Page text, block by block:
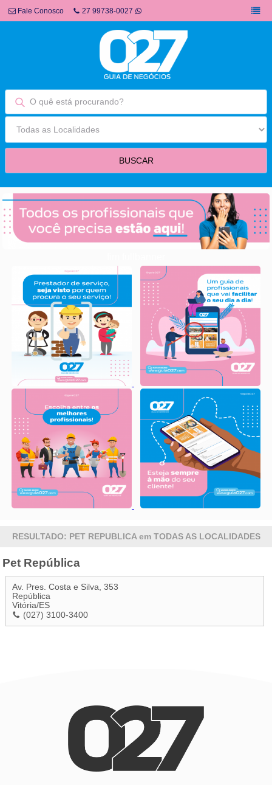
Fale Conosco 27 99738-0027
RESULTADO: PET REPUBLICA em TODAS AS LOCALIDADES
Pet República
Av. Pres. Costa e Silva, 353
República
Vitória/ES
(027) 3100-3400